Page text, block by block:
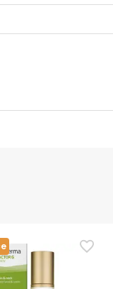
extracto de células
isso ocorrer,